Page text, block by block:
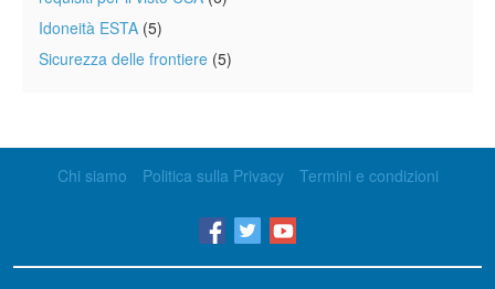
Idoneità ESTA (5)
Sicurezza delle frontiere (5)
Chi siamo Politica sulla Privacy Termini e condizioni